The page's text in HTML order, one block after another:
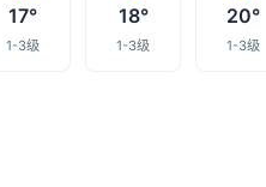
17°
1-3级
18°
1-3级
20°
1-3级